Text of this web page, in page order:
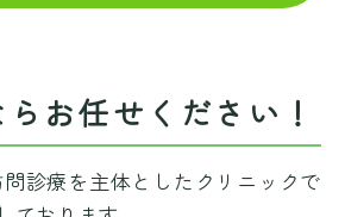
お任せください！
診療を主体としたクリニックで